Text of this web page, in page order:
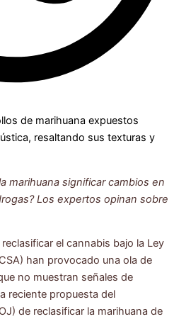
marihuana significar cambios en
Los expertos opinan sobre
el cannabis bajo la Ley
han provocado una ola de
no muestran señales de
reciente propuesta del
de reclasificar la marihuana de